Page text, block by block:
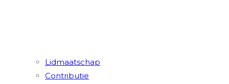
Lidmaatschap
Contributie